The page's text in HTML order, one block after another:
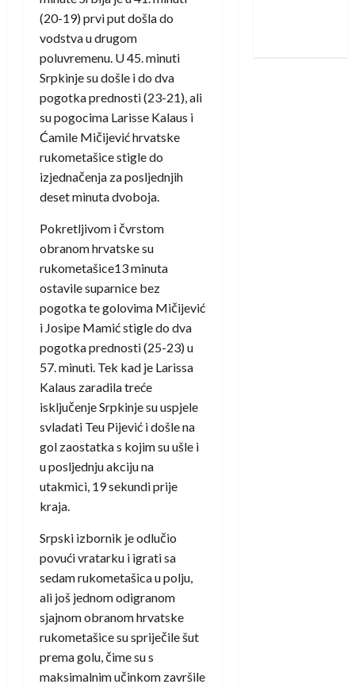
(20-19) prvi put došla do
vodstva u drugom
poluvremenu. U 45. minuti
Srpkinje su došle i do dva
pogotka prednosti (23-21), ali
su pogocima Larisse Kalaus i
Ćamile Mičijević hrvatske
rukometašice stigle do
izjednačenja za posljednjih
deset minuta dvoboja.
Pokretljivom i čvrstom
obranom hrvatske su
rukometašice13 minuta
ostavile suparnice bez
pogotka te golovima Mičijević
i Josipe Mamić stigle do dva
pogotka prednosti (25-23) u
57. minuti. Tek kad je Larissa
Kalaus zaradila treće
isključenje Srpkinje su uspjele
svladati Teu Pijević i došle na
gol zaostatka s kojim su ušle i
u posljednju akciju na
utakmici, 19 sekundi prije
kraja.
Srpski izbornik je odlučio
povući vratarku i igrati sa
sedam rukometašica u polju,
ali još jednom odigranom
sjajnom obranom hrvatske
rukometašice su spriječile šut
prema golu, čime su s
maksimalnim učinkom završile